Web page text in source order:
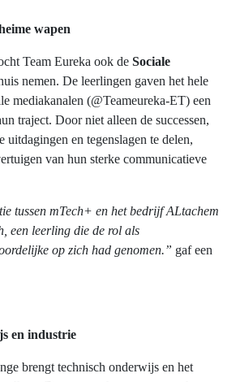
wapen
Team Eureka ook de Sociale
nemen. De leerlingen gaven het hele
mediakanalen (@Teameureka-ET) een
traject. Door niet alleen de successen,
uitdagingen en tegenslagen te delen,
van hun sterke communicatieve
tussen mTech+ en het bedrijf ALtachem
een leerling die de rol als
op zich had genomen.” gaf een
en industrie
brengt technisch onderwijs en het